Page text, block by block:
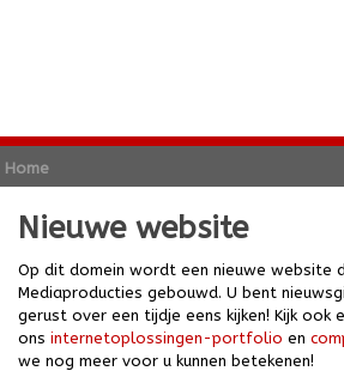
Home
Nieuwe website
Op dit domein wordt een nieuwe website
Mediaproducties gebouwd. U bent
gerust over een tijdje eens kijken! Kijk ook
ons internetoplossingen-portfolio en
we nog meer voor u kunnen betekenen!